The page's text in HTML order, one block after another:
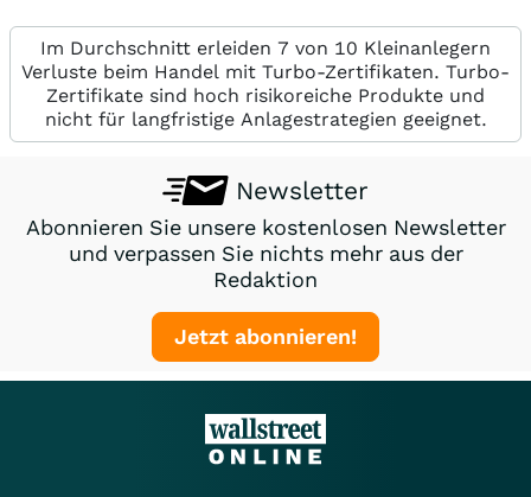
Im Durchschnitt erleiden 7 von 10 Kleinanlegern
Verluste beim Handel mit Turbo-Zertifikaten. Turbo-
Zertifikate sind hoch risikoreiche Produkte und
nicht für langfristige Anlagestrategien geeignet.
Newsletter
Abonnieren Sie unsere kostenlosen Newsletter
und verpassen Sie nichts mehr aus der
Redaktion
Jetzt abonnieren!